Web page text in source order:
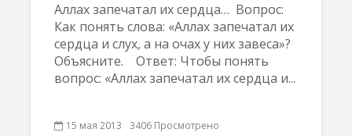
Аллах запечатал их сердца… Вопрос:
Как понять слова: «Аллах запечатал их
сердца и слух, а на очах у них завеса»?
Объясните. Ответ: Чтобы понять
вопрос: «Аллах запечатал их сердца и...
15 мая 2013 3406 Просмотрено